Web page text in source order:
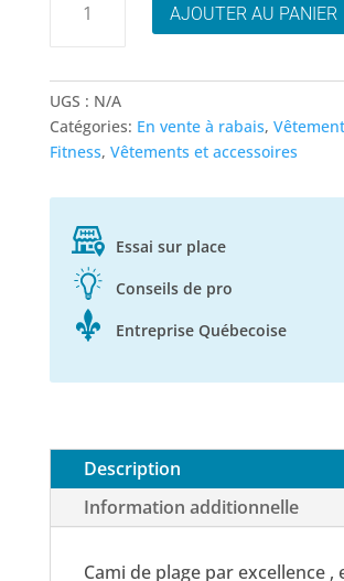
Coastal
Palms
Cami
AJOUTER AU PANIER
UGS : N/A
Catégories: En vente à rabais,
Fitness, Vêtements et accessoires
Essai sur place
Conseils de pro
Entreprise Québecoise
Description
Information additionnelle
Cami de plage par excellence ,